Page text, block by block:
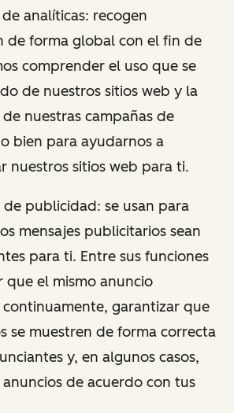
de analíticas: recogen
de forma global con el fin de
comprender el uso que se
de nuestros sitios web y la
nuestras campañas de
bien para ayudarnos a
nuestros sitios web para ti.
de publicidad: se usan para
mensajes publicitarios sean
para ti. Entre sus funciones
que el mismo anuncio
continuamente, garantizar que
se muestren de forma correcta
y, en algunos casos,
anuncios de acuerdo con tus